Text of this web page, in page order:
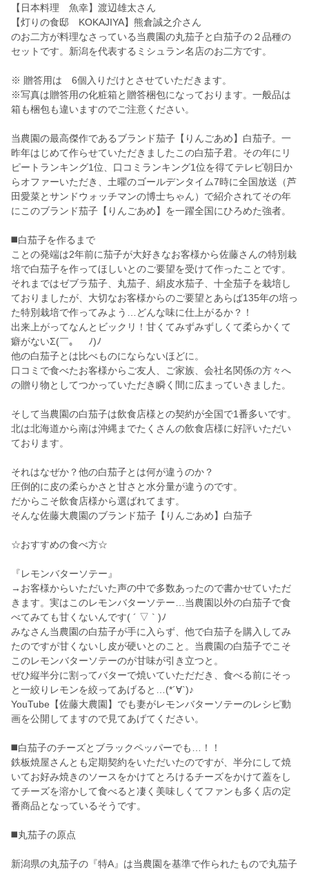
【日本料理 魚幸】渡辺雄太さん
【灯りの食邸 KOKAJIYA】熊倉誠之介さん
のお二方が料理なさっている当農園の丸茄子と白茄子の２品種の
セットです。新潟を代表するミシュラン名店のお二方です。
※ 贈答用は 6個入りだけとさせていただきます。
※写真は贈答用の化粧箱と贈答梱包になっております。一般品は
箱も梱包も違いますのでご注意ください。
当農園の最高傑作であるブランド茄子【りんごあめ】白茄子。一
昨年はじめて作らせていただきましたこの白茄子君。その年にリ
ピートランキング1位、口コミランキング1位を得てテレビ朝日か
らオファーいただき、土曜のゴールデンタイム7時に全国放送（芦
田愛菜とサンドウォッチマンの博士ちゃん）で紹介されてその年
にこのブランド茄子【りんごあめ】を一躍全国にひろめた強者。
◼️白茄子を作るまで
ことの発端は2年前に茄子が大好きなお客様から佐藤さんの特別栽
培で白茄子を作ってほしいとのご要望を受けて作ったことです。
それまではゼブラ茄子、丸茄子、絹皮水茄子、十全茄子を栽培し
ておりましたが、大切なお客様からのご要望とあらば135年の培っ
た特別栽培で作ってみよう…どんな味に仕上がるか？！
出来上がってなんとビックリ！甘くてみずみずしくて柔らかくて
癖がないΣ(￣。￣ﾉ)ﾉ
他の白茄子とは比べものにならないほどに。
口コミで食べたお客様からご友人、ご家族、会社名関係の方々へ
の贈り物としてつかっていただき瞬く間に広まっていきました。
そして当農園の白茄子は飲食店様との契約が全国で1番多いです。
北は北海道から南は沖縄までたくさんの飲食店様に好評いただい
ております。
それはなぜか？他の白茄子とは何が違うのか？
圧倒的に皮の柔らかさと甘さと水分量が違うのです。
だからこそ飲食店様から選ばれてます。
そんな佐藤大農園のブランド茄子【りんごあめ】白茄子
☆おすすめの食べ方☆
『レモンバターソテー』
→お客様からいただいた声の中で多数あったので書かせていただ
きます。実はこのレモンバターソテー…当農園以外の白茄子で食
べてみても甘くないんです( ´ ▽ ` )ﾉ
みなさん当農園の白茄子が手に入らず、他で白茄子を購入してみ
たのですが甘くないし皮が硬いとのこと。当農園の白茄子でこそ
このレモンバターソテーのが甘味が引き立つと。
ぜひ縦半分に割ってバターで焼いていただだき、食べる前にそっ
と一絞りレモンを絞ってあげると…(*´∀`)♪
YouTube【佐藤大農園】でも妻がレモンバターソテーのレシピ動
画を公開してますので見てあげてください。
◼️白茄子のチーズとブラックペッパーでも…！！
鉄板焼屋さんとも定期契約をいただいたのですが、半分にして焼
いてお好み焼きのソースをかけてとろけるチーズをかけて蓋をし
てチーズを溶かして食べると凄く美味しくてファンも多く店の定
番商品となっているそうです。
◼️丸茄子の原点
新潟県の丸茄子の『特A』は当農園を基準で作られたもので丸茄子